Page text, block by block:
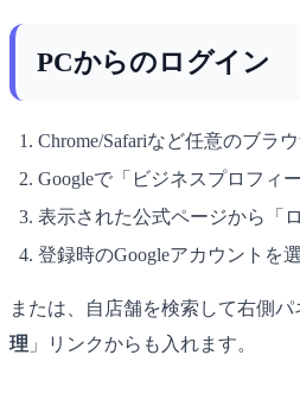
PCからのログイン
Chrome/Safariなど任意のブラ
Googleで「ビジネスプロフィ
表示された公式ページから「
登録時のGoogleアカウントを
または、自店舗を検索して右側パ
理 」リンクからも入れます。